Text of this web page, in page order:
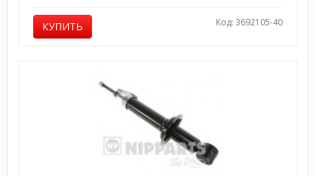
КУПИТЬ Код: 3692105-40